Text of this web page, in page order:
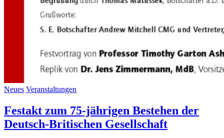
Neues Veranstaltungen
Festakt zum 75-jährigen Bestehen der
Deutsch-Britischen Gesellschaft